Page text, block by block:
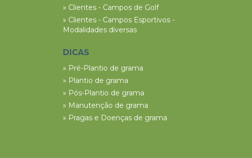
» Clientes - Campos de Golf
» Clientes - Campos Esportivos -
Modalidades diversas
DICAS
» Pré-Plantio de grama
» Plantio de grama
» Pós-Plantio de grama
» Manutenção de grama
» Pragas e Doenças de grama